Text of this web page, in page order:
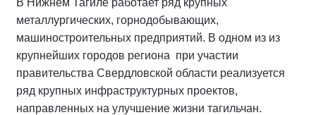
В Нижнем Тагиле работает ряд крупных
металлургических, горнодобывающих,
машиностроительных предприятий. В одном из из
крупнейших городов региона при участии
правительства Свердловской области реализуется
ряд крупных инфраструктурных проектов,
направленных на улучшение жизни тагильчан.